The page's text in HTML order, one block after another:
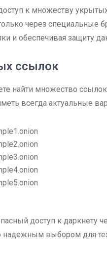
к множеству
через специальные
и обеспечивая защиту
ссылок
найти множество
всегда актуальные
доступ к даркнету
надежным выбором для